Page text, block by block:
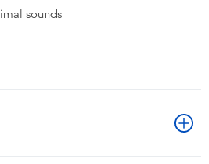
sounds